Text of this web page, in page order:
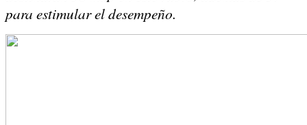
para estimular el desempeño.